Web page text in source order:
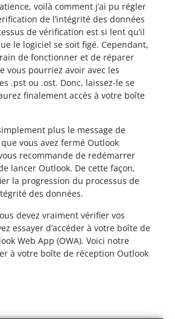
voilà comment j’ai pu régler
de l’intégrité des données
de vérification est si lent qu’il
le logiciel se soit figé. Cependant,
de fonctionner et de réparer
vous pourriez avoir avec les
.pst ou .ost. Donc, laissez-le se
finalement accès à votre boîte
plus le message de
vous avez fermé Outlook
recommande de redémarrer
lancer Outlook. De cette façon,
la progression du processus de
des données.
devez vraiment vérifier vos
essayer d’accéder à votre boîte de
Web App (OWA). Voici notre
à votre boîte de réception Outlook